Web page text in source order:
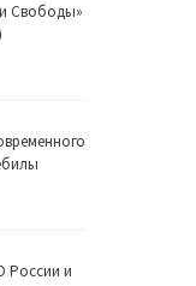
Свободы»
России и